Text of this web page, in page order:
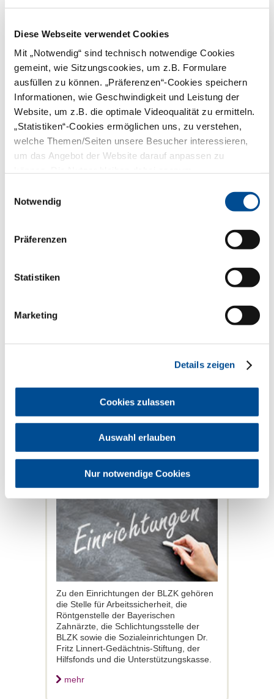
Diese Webseite verwendet Cookies
Mit „Notwendig“ sind technisch notwendige Cookies
gemeint, wie Sitzungscookies, um z.B. Formulare
ausfüllen zu können. „Präferenzen“-Cookies speichern
Informationen, wie Geschwindigkeit und Leistung der
Website, um z.B. die optimale Videoqualität zu ermitteln.
„Statistiken“-Cookies ermöglichen uns, zu verstehen,
welche Themen/Seiten unsere Besucher interessieren,
um das Angebot der Website darauf anpassen zu
Notwendig
Präferenzen
Statistiken
Marketing
Details zeigen
Cookies zulassen
Auswahl erlauben
Nur notwendige Cookies
Die acht Zahnärztlichen Bezirksverbände
(ZBV) in Bayern sind unter dem Dach der
Bayerischen Landeszahnärztekamemr
vereinigt. Sie sind eigene Körperschaften
des öffentlichen Rechts. Über die
Linkliste sind die Websites jedes ZBV
aufzurufen.
Referate
Der Vorstand der BLZK beruft
Referentinnen und Referenten der BLZK,
BLZK-Webauftritts.
mehr
Einrichtungen
Zu den Einrichtungen der BLZK gehören
die Stelle für Arbeitssicherheit, die
Röntgenstelle der Bayerischen
Zahnärzte, die Schlichtungsstelle der
BLZK sowie die Sozialeinrichtungen Dr.
Fritz Linnert-Gedächtnis-Stiftung, der
Hilfsfonds und die Unterstützungskasse.
mehr